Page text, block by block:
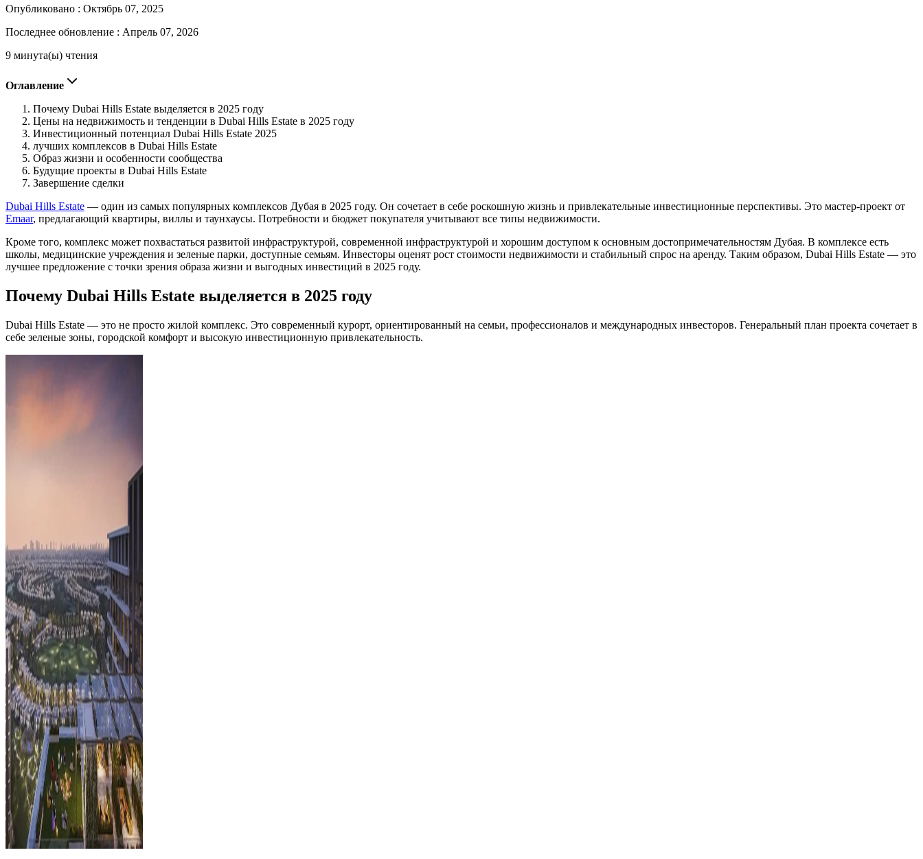
Опубликовано : Октябрь 07, 2025
Последнее обновление : Апрель 07, 2026
9 минута(ы) чтения
Оглавление
Почему Dubai Hills Estate выделяется в 2025 году
Цены на недвижимость и тенденции в Dubai Hills Estate в 2025 году
Инвестиционный потенциал Dubai Hills Estate 2025
лучших комплексов в Dubai Hills Estate
Образ жизни и особенности сообщества
Будущие проекты в Dubai Hills Estate
Завершение сделки
Dubai Hills Estate — один из самых популярных комплексов Дубая в 2025 году. Он сочетает в себе роскошную жизнь и привлекательные инвестиционные перспективы. Это мастер-проект от
Emaar, предлагающий квартиры, виллы и таунхаусы. Потребности и бюджет покупателя учитывают все типы недвижимости.
Кроме того, комплекс может похвастаться развитой инфраструктурой, современной инфраструктурой и хорошим доступом к основным достопримечательностям Дубая. В комплексе есть
школы, медицинские учреждения и зеленые парки, доступные семьям. Инвесторы оценят рост стоимости недвижимости и стабильный спрос на аренду. Таким образом, Dubai Hills Estate — это
лучшее предложение с точки зрения образа жизни и выгодных инвестиций в 2025 году.
Почему Dubai Hills Estate выделяется в 2025 году
Dubai Hills Estate — это не просто жилой комплекс. Это современный курорт, ориентированный на семьи, профессионалов и международных инвесторов. Генеральный план проекта сочетает в
себе зеленые зоны, городской комфорт и высокую инвестиционную привлекательность.